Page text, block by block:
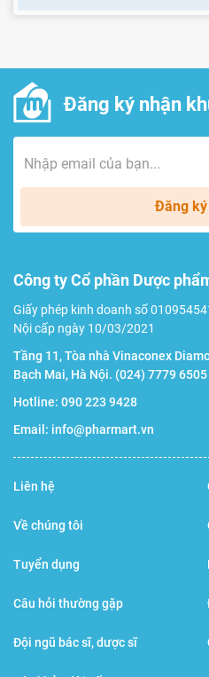
Đăng ký nhận
Đăng
Công ty Cổ phần Dược
Giấy phép kinh doanh số
Nội cấp ngày 10/03/2021
Tầng 11, Tòa nhà Vinaconex
Bạch Mai, Hà Nội. (024) 7779 6505
Hotline: 090 223 9428
Email: info@pharmart.vn
Liên hệ
Về chúng tôi
Tuyển dụng
Câu hỏi thường gặp
Đội ngũ bác sĩ, dược sĩ